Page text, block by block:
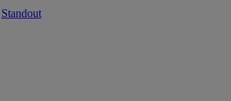
Standout